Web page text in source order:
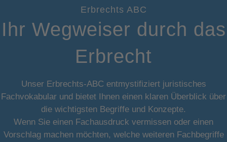
Erbrechts ABC
Ihr Wegweiser durch das
Erbrecht
Unser Erbrechts-ABC entmystifiziert juristisches
Fachvokabular und bietet Ihnen einen klaren Überblick über
die wichtigsten Begriffe und Konzepte.
Wenn Sie einen Fachausdruck vermissen oder einen
Vorschlag machen möchten, welche weiteren Fachbegriffe